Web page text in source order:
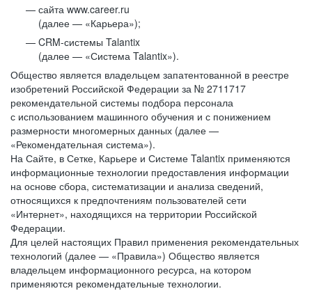
сайта www.career.ru
(далее — «Карьера»);
CRM-системы Talantix
(далее — «Система Talantix»).
Общество является владельцем запатентованной в реестре
изобретений Российской Федерации за № 2711717
рекомендательной системы подбора персонала
с использованием машинного обучения и с понижением
размерности многомерных данных (далее —
«Рекомендательная система»).
На Сайте, в Сетке, Карьере и Системе Talantix применяются
информационные технологии предоставления информации
на основе сбора, систематизации и анализа сведений,
относящихся к предпочтениям пользователей сети
«Интернет», находящихся на территории Российской
Федерации.
Для целей настоящих Правил применения рекомендательных
технологий (далее — «Правила») Общество является
владельцем информационного ресурса, на котором
применяются рекомендательные технологии.